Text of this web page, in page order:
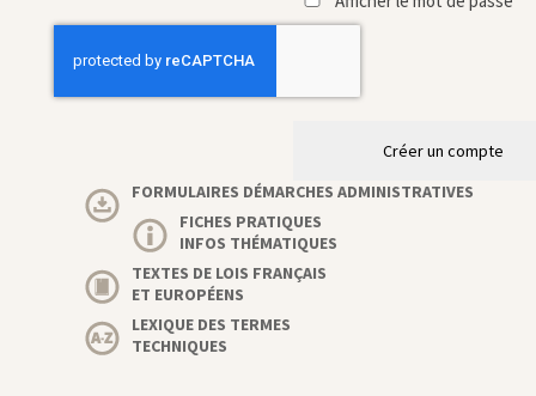
Créer un compte
FORMULAIRES DÉMARCHES ADMINISTRATIVES
FICHES PRATIQUES
INFOS THÉMATIQUES
TEXTES DE LOIS FRANÇAIS
ET EUROPÉENS
LEXIQUE DES TERMES
TECHNIQUES